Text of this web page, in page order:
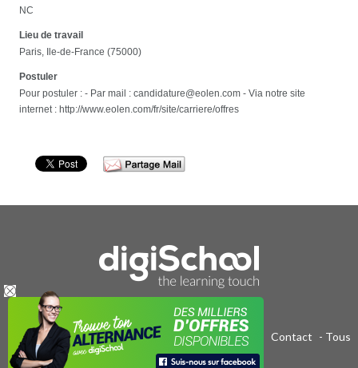
NC
Lieu de travail
Paris, Ile-de-France (75000)
Postuler
Pour postuler : - Par mail : candidature@eolen.com - Via notre site
internet : http://www.eolen.com/fr/site/carriere/offres
Publicité sur le réseau digiSchool - C.G.U/C.G.V Contact - Tous
droits réservés 2011-2020